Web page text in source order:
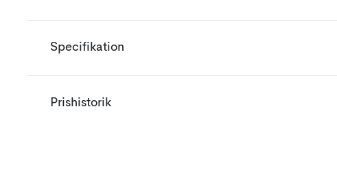
Specifikation
Prishistorik